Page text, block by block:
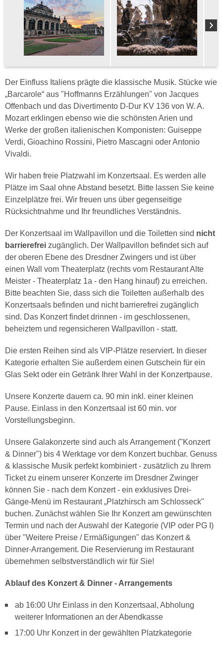
Der Einfluss Italiens prägte die klassische Musik. Stücke wie
„Barcarole“ aus "Hoffmanns Erzählungen" von Jacques
Offenbach und das Divertimento D-Dur KV 136 von W. A.
Mozart erklingen ebenso wie die schönsten Arien und
Werke der großen italienischen Komponisten: Guiseppe
Verdi, Gioachino Rossini, Pietro Mascagni oder Antonio
Vivaldi.
Wir haben freie Platzwahl im Konzertsaal. Es werden alle
Plätze im Saal ohne Abstand besetzt. Bitte lassen Sie keine
Einzelplätze frei. Wir freuen uns über gegenseitige
Rücksichtnahme und Ihr freundliches Verständnis.
Der Konzertsaal im Wallpavillon und die Toiletten sind nicht
barrierefrei zugänglich. Der Wallpavillon befindet sich auf
der oberen Ebene des Dresdner Zwingers und ist über
einen Wall vom Theaterplatz (rechts vom Restaurant Alte
Meister - Theaterplatz 1a - den Hang hinauf) zu erreichen.
Bitte beachten Sie, dass sich die Toiletten außerhalb des
Konzertsaals befinden und nicht barrierefrei zugänglich
sind. Das Konzert findet drinnen - im geschlossenen,
beheiztem und regensicheren Wallpavillon - statt.
Die ersten Reihen sind als VIP-Plätze reserviert. In dieser
Kategorie erhalten Sie außerdem einen Gutschein für ein
Glas Sekt oder ein Getränk Ihrer Wahl in der Konzertpause.
Unsere Konzerte dauern ca. 90 min inkl. einer kleinen
Pause. Einlass in den Konzertsaal ist 60 min. vor
Vorstellungsbeginn.
Unsere Galakonzerte sind auch als Arrangement ("Konzert
& Dinner") bis 4 Werktage vor dem Konzert buchbar. Genuss
& klassische Musik perfekt kombiniert - zusätzlich zu Ihrem
Ticket zu einem unserer Konzerte im Dresdner Zwinger
können Sie - nach dem Konzert - ein exklusives Drei-
Gänge-Menü im Restaurant „Platzhirsch am Schlosseck"
buchen. Zunächst wählen Sie Ihr Konzert am gewünschten
Termin und nach der Auswahl der Kategorie (VIP oder PG I)
über "Weitere Preise / Ermäßigungen" das Konzert &
Dinner-Arrangement. Die Reservierung im Restaurant
übernehmen selbstverständlich wir für Sie!
Ablauf des Konzert & Dinner - Arrangements
ab 16:00 Uhr Einlass in den Konzertsaal, Abholung
weiterer Informationen an der Abendkasse
17:00 Uhr Konzert in der gewählten Platzkategorie